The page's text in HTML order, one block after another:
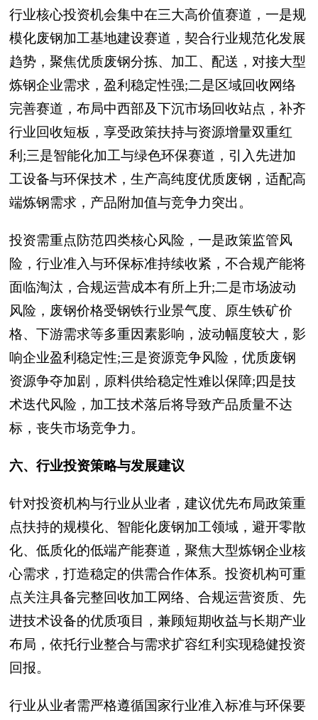
行业核心投资机会集中在三大高价值赛道，一是规
模化废钢加工基地建设赛道，契合行业规范化发展
趋势，聚焦优质废钢分拣、加工、配送，对接大型
炼钢企业需求，盈利稳定性强;二是区域回收网络
完善赛道，布局中西部及下沉市场回收站点，补齐
行业回收短板，享受政策扶持与资源增量双重红
利;三是智能化加工与绿色环保赛道，引入先进加
工设备与环保技术，生产高纯度优质废钢，适配高
端炼钢需求，产品附加值与竞争力突出。
投资需重点防范四类核心风险，一是政策监管风
险，行业准入与环保标准持续收紧，不合规产能将
面临淘汰，合规运营成本有所上升;二是市场波动
风险，废钢价格受钢铁行业景气度、原生铁矿价
格、下游需求等多重因素影响，波动幅度较大，影
响企业盈利稳定性;三是资源竞争风险，优质废钢
资源争夺加剧，原料供给稳定性难以保障;四是技
术迭代风险，加工技术落后将导致产品质量不达
标，丧失市场竞争力。
六、行业投资策略与发展建议
针对投资机构与行业从业者，建议优先布局政策重
点扶持的规模化、智能化废钢加工领域，避开零散
化、低质化的低端产能赛道，聚焦大型炼钢企业核
心需求，打造稳定的供需合作体系。投资机构可重
点关注具备完整回收加工网络、合规运营资质、先
进技术设备的优质项目，兼顾短期收益与长期产业
布局，依托行业整合与需求扩容红利实现稳健投资
回报。
行业从业者需严格遵循国家行业准入标准与环保要